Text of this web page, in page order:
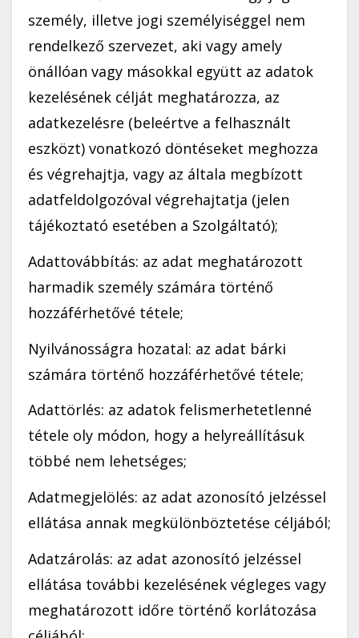
személy, illetve jogi személyiséggel nem
rendelkező szervezet, aki vagy amely
önállóan vagy másokkal együtt az adatok
kezelésének célját meghatározza, az
adatkezelésre (beleértve a felhasznált
eszközt) vonatkozó döntéseket meghozza
és végrehajtja, vagy az általa megbízott
adatfeldolgozóval végrehajtatja (jelen
tájékoztató esetében a Szolgáltató);
Adattovábbítás: az adat meghatározott
harmadik személy számára történő
hozzáférhetővé tétele;
Nyilvánosságra hozatal: az adat bárki
számára történő hozzáférhetővé tétele;
Adattörlés: az adatok felismerhetetlenné
tétele oly módon, hogy a helyreállításuk
többé nem lehetséges;
Adatmegjelölés: az adat azonosító jelzéssel
ellátása annak megkülönböztetése céljából;
Adatzárolás: az adat azonosító jelzéssel
ellátása további kezelésének végleges vagy
meghatározott időre történő korlátozása